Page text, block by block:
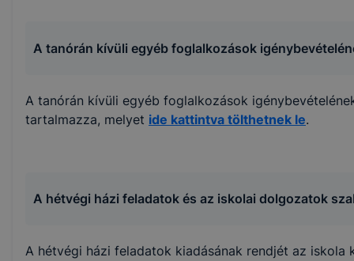
A tanórán kívüli egyéb foglalkozások
A tanórán kívüli egyéb foglalkozások
tartalmazza, melyet ide kattintva tölthetnek le.
A hétvégi házi feladatok és az iskolai dolgozatok
A hétvégi házi feladatok kiadásának rendjét az iskola